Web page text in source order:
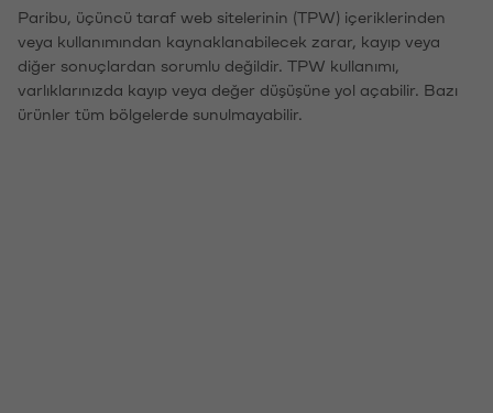
Paribu, üçüncü taraf web sitelerinin (TPW) içeriklerinden
veya kullanımından kaynaklanabilecek zarar, kayıp veya
diğer sonuçlardan sorumlu değildir. TPW kullanımı,
varlıklarınızda kayıp veya değer düşüşüne yol açabilir. Bazı
ürünler tüm bölgelerde sunulmayabilir.